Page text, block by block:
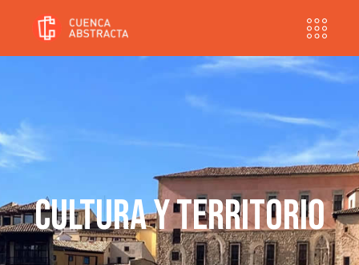
Cultura y territorio